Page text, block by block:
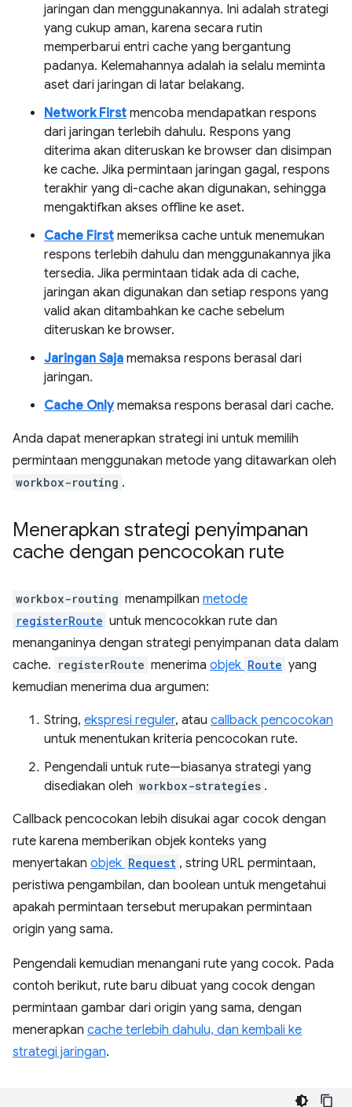
jaringan dan menggunakannya. Ini adalah strategi
yang cukup aman, karena secara rutin
memperbarui entri cache yang bergantung
padanya. Kelemahannya adalah ia selalu meminta
aset dari jaringan di latar belakang.
Network First mencoba mendapatkan respons
dari jaringan terlebih dahulu. Respons yang
diterima akan diteruskan ke browser dan disimpan
ke cache. Jika permintaan jaringan gagal, respons
terakhir yang di-cache akan digunakan, sehingga
mengaktifkan akses offline ke aset.
Cache First memeriksa cache untuk menemukan
respons terlebih dahulu dan menggunakannya jika
tersedia. Jika permintaan tidak ada di cache,
jaringan akan digunakan dan setiap respons yang
valid akan ditambahkan ke cache sebelum
diteruskan ke browser.
Jaringan Saja memaksa respons berasal dari
jaringan.
Cache Onlymemaksa respons berasal dari cache.
Anda dapat menerapkan strategi ini untuk memilih
permintaan menggunakan metode yang ditawarkan oleh
workbox-routing .
Menerapkan strategi penyimpanan
cache dengan pencocokan rute
workbox-routing menampilkan metode
registerRoute untuk mencocokkan rute dan
menanganinya dengan strategi penyimpanan data dalam
cache. registerRoute menerima objek Route yang
kemudian menerima dua argumen:
String, ekspresi reguler, atau callback pencocokan
untuk menentukan kriteria pencocokan rute.
Pengendali untuk rute—biasanya strategi yang
disediakan oleh workbox-strategies .
Callback pencocokan lebih disukai agar cocok dengan
rute karena memberikan objek konteks yang
menyertakan objek Request , string URL permintaan,
peristiwa pengambilan, dan boolean untuk mengetahui
apakah permintaan tersebut merupakan permintaan
origin yang sama.
Pengendali kemudian menangani rute yang cocok. Pada
contoh berikut, rute baru dibuat yang cocok dengan
permintaan gambar dari origin yang sama, dengan
menerapkan cache terlebih dahulu, dan kembali ke
strategi jaringan.